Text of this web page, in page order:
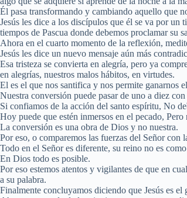
Él pasa transformando y cambiando aquello que
Jesús les dice a los discípulos que él se va por un
tiempos de Pascua donde debemos proclamar su
Ahora en el cuarto momento de la reflexión,
Jesús les dice un nuevo mensaje aún más
Esa tristeza se convierta en alegría, pero ya
en alegrías, nuestros malos hábitos, en virtudes.
El es el que nos santifica y nos permite ganarnos
Nuestra conversión puede pasar de uno a diez
Si confiamos de la acción del santo espíritu, No
Hoy puede que estén inmersos en el pecado,
La conversión es una obra de Dios y no nuestra.
Por eso, o comparemos las fuerzas del Señor con
Todo en el Señor es diferente, su reino no es
En Dios todo es posible.
Por eso estemos atentos y vigilantes de que en
a su palabra.
Finalmente concluyamos diciendo que Jesús es